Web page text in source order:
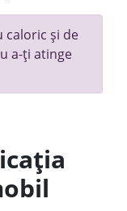
caloric și de
a-ți atinge